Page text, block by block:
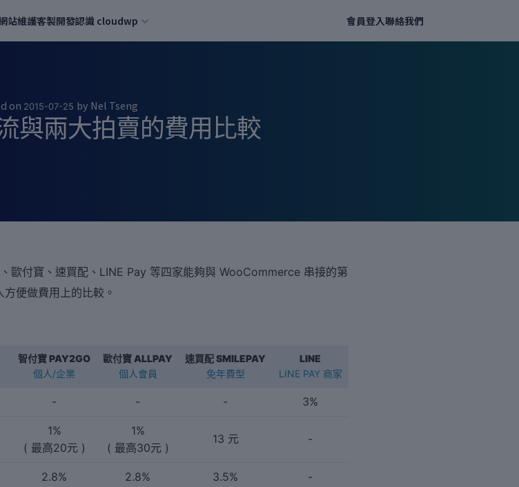
站維護客製開發認識 cloudwp 會員登入聯絡我們
on 2015-07-25 by Nel Tseng
與兩大拍賣的費用比較
歐付寶、速買配、LINE Pay 等四家能夠與 WooCommerce 串接的第
便做費用上的比較。
智付寶 PAY2GO
個人/企業
歐付寶 ALLPAY
個人會員
速買配 SMILEPAY
免年費型
LINE
LINE PAY 商家
- - - 3%
1%
( 最高20元 )
1%
( 最高30元 )
13 元 -
2.8% 2.8% 3.5% -